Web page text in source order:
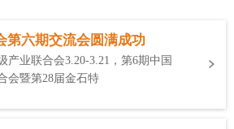
第六期交流会圆满成功
产业联合会3.20-3.21，第6期中国
会暨第28届金石特